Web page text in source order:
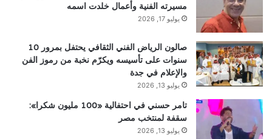
مسيرته الفنية وأعمال خلدت اسمه
يوليو 17, 2026
صالون الرياض الفني الثقافي يحتفل بمرور 10
سنوات على تأسيسه ويكرّم نخبة من رموز الفن
والإعلام في جدة
يوليو 13, 2026
تامر حسني في احتفالية «100 مليون شكرا»:
سقفة لمنتخب مصر
يوليو 13, 2026